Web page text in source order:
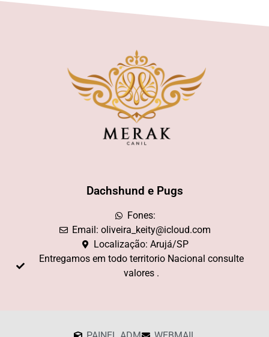
Dachshund e Pugs
Fones:
Email: oliveira_keity@icloud.com
Localização: Arujá/SP
Entregamos em todo territorio Nacional consulte
valores .